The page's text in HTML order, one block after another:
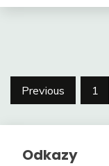
Posts
Previous 1
Odkazy